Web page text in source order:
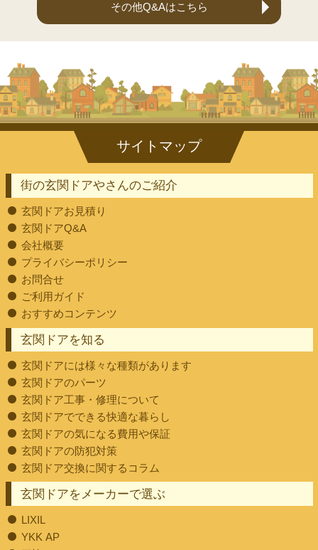
その他Q&Aはこちら
街の玄関ドアやさんのご紹介
玄関ドアお見積り
玄関ドアQ&A
会社概要
プライバシーポリシー
お問合せ
ご利用ガイド
おすすめコンテンツ
玄関ドアを知る
玄関ドアには様々な種類があります
玄関ドアのパーツ
玄関ドア工事・修理について
玄関ドアでできる快適な暮らし
玄関ドアの気になる費用や保証
玄関ドアの防犯対策
玄関ドア交換に関するコラム
玄関ドアをメーカーで選ぶ
LIXIL
YKK AP